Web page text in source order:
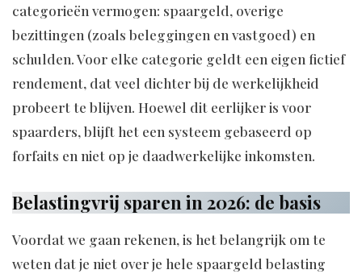
categorieën vermogen: spaargeld, overige
bezittingen (zoals beleggingen en vastgoed) en
schulden. Voor elke categorie geldt een eigen fictief
rendement, dat veel dichter bij de werkelijkheid
probeert te blijven. Hoewel dit eerlijker is voor
spaarders, blijft het een systeem gebaseerd op
forfaits en niet op je daadwerkelijke inkomsten.
Belastingvrij sparen in 2026: de basis
Voordat we gaan rekenen, is het belangrijk om te
weten dat je niet over je hele spaargeld belasting